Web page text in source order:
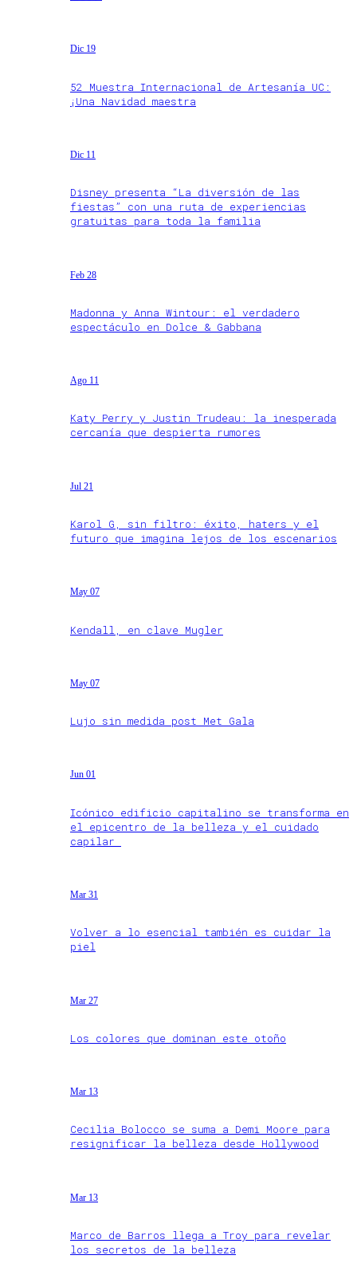
Dic 19
52 Muestra Internacional de Artesanía UC:
¡Una Navidad maestra
Dic 11
Disney presenta “La diversión de las
fiestas” con una ruta de experiencias
gratuitas para toda la familia
Feb 28
Madonna y Anna Wintour: el verdadero
espectáculo en Dolce & Gabbana
Ago 11
Katy Perry y Justin Trudeau: la inesperada
cercanía que despierta rumores
Jul 21
Karol G, sin filtro: éxito, haters y el
futuro que imagina lejos de los escenarios
May 07
Kendall, en clave Mugler
May 07
Lujo sin medida post Met Gala
Jun 01
Icónico edificio capitalino se transforma en
el epicentro de la belleza y el cuidado
capilar
Mar 31
Volver a lo esencial también es cuidar la
piel
Mar 27
Los colores que dominan este otoño
Mar 13
Cecilia Bolocco se suma a Demi Moore para
resignificar la belleza desde Hollywood
Mar 13
Marco de Barros llega a Troy para revelar
los secretos de la belleza